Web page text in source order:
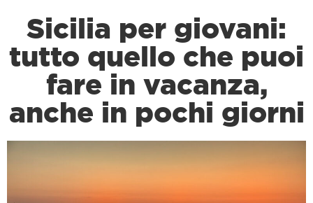
Sicilia per giovani:
tutto quello che puoi
fare in vacanza,
anche in pochi giorni